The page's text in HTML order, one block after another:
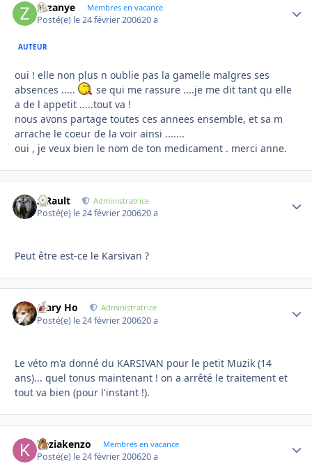
zyzanye Membres en vacance
Posté(e) le 24 février 200620 a
AUTEUR
oui ! elle non plus n oublie pas la gamelle malgres ses
absences .....
se qui me rassure ....je me dit tant qu elle
a de l appetit .....tout va !
nous avons partage toutes ces annees ensemble, et sa m
arrache le coeur de la voir ainsi .......
oui , je veux bien le nom de ton medicament . merci anne.
S.Rault Administratrice
Posté(e) le 24 février 200620 a
Peut être est-ce le Karsivan ?
Mary Ho Administratrice
Posté(e) le 24 février 200620 a
Le véto m'a donné du KARSIVAN pour le petit Muzik (14
ans)... quel tonus maintenant ! on a arrêté le traitement et
tout va bien (pour l'instant !).
keziakenzo Membres en vacance
Posté(e) le 24 février 200620 a